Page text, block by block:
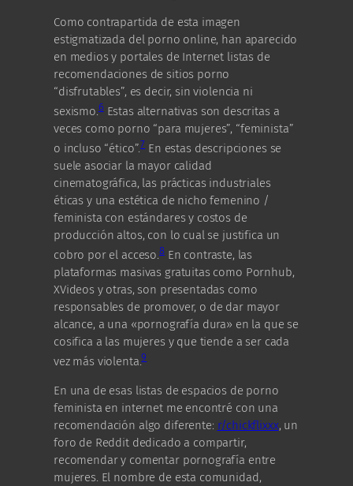
Como contrapartida de esta imagen
estigmatizada del porno online, han aparecido
en medios y portales de Internet listas de
recomendaciones de sitios porno
“disfrutables”, es decir, sin violencia ni
sexismo.6Estas alternativas son descritas a
veces como porno “para mujeres”, “feminista”
o incluso “ético”.7En estas descripciones se
suele asociar la mayor calidad
cinematográfica, las prácticas industriales
éticas y una estética de nicho femenino /
feminista con estándares y costos de
producción altos, con lo cual se justifica un
cobro por el acceso.8En contraste, las
plataformas masivas gratuitas como Pornhub,
XVideos y otras, son presentadas como
responsables de promover, o de dar mayor
alcance, a una «pornografía dura» en la que se
cosifica a las mujeres y que tiende a ser cada
vez más violenta.9
En una de esas listas de espacios de porno
feminista en internet me encontré con una
recomendación algo diferente: r/chickflixxx, un
foro de Reddit dedicado a compartir,
recomendar y comentar pornografía entre
mujeres. El nombre de esta comunidad,